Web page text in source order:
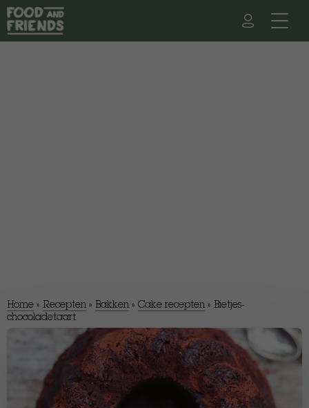
Home » Recepten » Bakken » Cake recepten » Bietjes-
chocoladetaart